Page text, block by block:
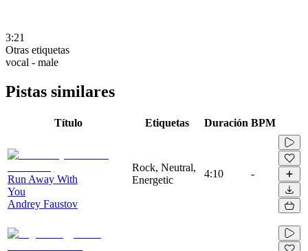
3:21
Otras etiquetas
vocal - male
Pistas similares
Título Etiquetas Duración BPM
Run Away With
You
Andrey Faustov
Rock, Neutral,
Energetic
4:10 -